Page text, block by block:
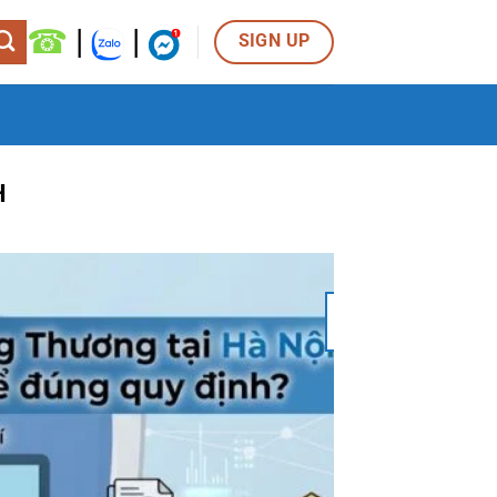
☎ | | SIGN UP